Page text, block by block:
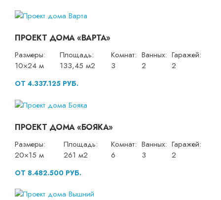
ПРОЕКТ ДОМА «ВАРТА»
Размеры:
10×24 м
Площадь:
133,45 м2
Комнат:
3
Ванных:
2
Гаражей:
2
ОТ 4.337.125 РУБ.
ПРОЕКТ ДОМА «БОЯКА»
Размеры:
20×15 м
Площадь:
261 м2
Комнат:
6
Ванных:
3
Гаражей:
2
ОТ 8.482.500 РУБ.